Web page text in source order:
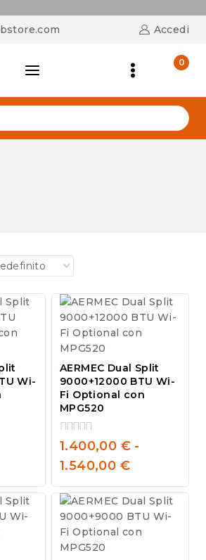
Accedi
0
Wi-
AERMEC Dual Split
9000+12000 BTU Wi-
Fi Optional con
MPG520
0
out
of
5
1.400,00 € -
1.540,00 €